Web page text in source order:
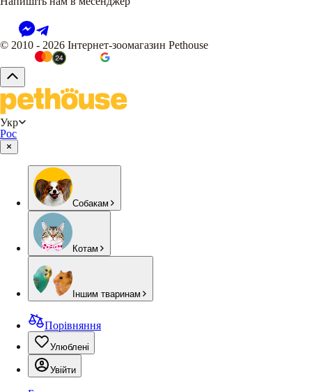
© 2010 - 2026 Інтернет-зоомагазин Pethouse
Укр
Рос
Собакам
Котам
Іншим тваринам
Порівняння
Улюблені
Увійти